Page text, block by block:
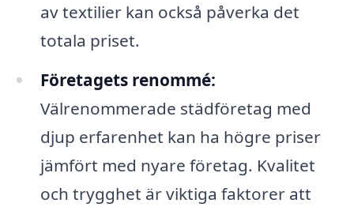
av textilier kan också påverka det
totala priset.
Företagets renommé:
Välrenommerade städföretag med
djup erfarenhet kan ha högre priser
jämfört med nyare företag. Kvalitet
och trygghet är viktiga faktorer att